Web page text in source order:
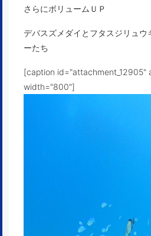
さらにボリュームＵＰ
デバスズメダイとフタスジリュ
ーたち
[caption id="attachment_12905"
width="800"]